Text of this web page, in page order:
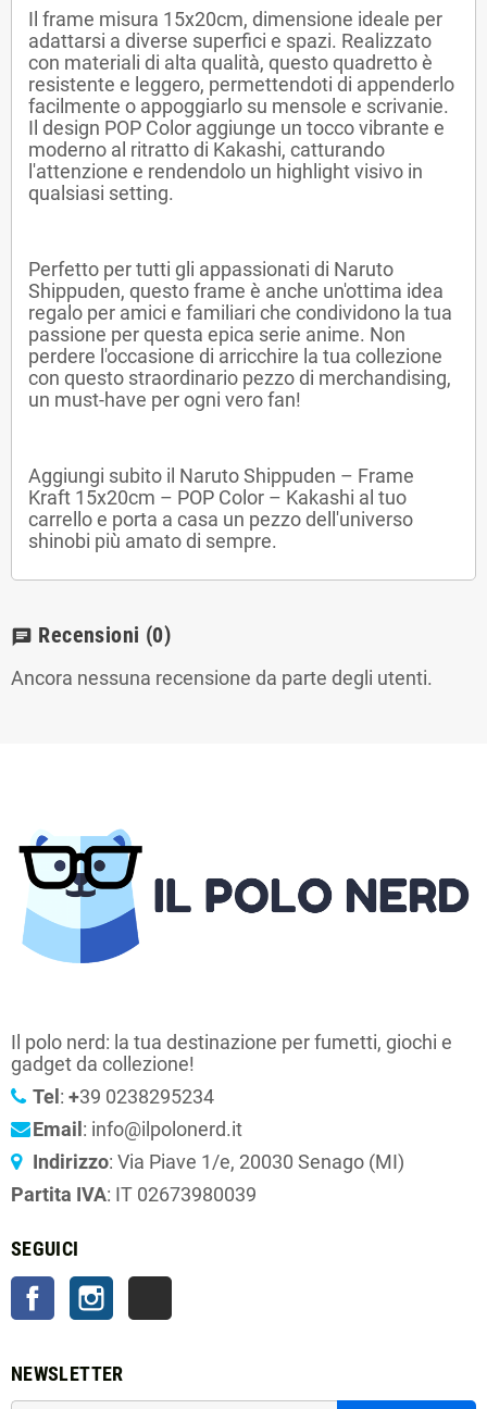
Il frame misura 15x20cm, dimensione ideale per
adattarsi a diverse superfici e spazi. Realizzato
con materiali di alta qualità, questo quadretto è
resistente e leggero, permettendoti di appenderlo
facilmente o appoggiarlo su mensole e scrivanie.
Il design POP Color aggiunge un tocco vibrante e
moderno al ritratto di Kakashi, catturando
l'attenzione e rendendolo un highlight visivo in
qualsiasi setting.
Perfetto per tutti gli appassionati di Naruto
Shippuden, questo frame è anche un'ottima idea
regalo per amici e familiari che condividono la tua
passione per questa epica serie anime. Non
perdere l'occasione di arricchire la tua collezione
con questo straordinario pezzo di merchandising,
un must-have per ogni vero fan!
Aggiungi subito il Naruto Shippuden – Frame
Kraft 15x20cm – POP Color – Kakashi al tuo
carrello e porta a casa un pezzo dell'universo
shinobi più amato di sempre.
chat Recensioni (0)
Ancora nessuna recensione da parte degli utenti.
Il polo nerd: la tua destinazione per fumetti, giochi e
gadget da collezione!
Tel : +39 0238295234
Email : info@ilpolonerd.it
Indirizzo: Via Piave 1/e, 20030 Senago (MI)
Partita IVA: IT 02673980039
SEGUICI
FacebookInstagram
NEWSLETTER